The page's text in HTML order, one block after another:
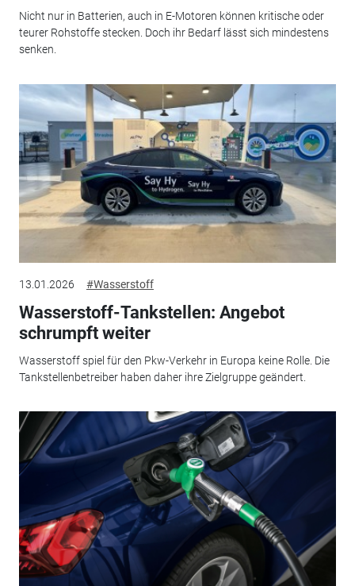
Nicht nur in Batterien, auch in E-Motoren können kritische oder
teurer Rohstoffe stecken. Doch ihr Bedarf lässt sich mindestens
senken.
13.01.2026 #Wasserstoff
Wasserstoff-Tankstellen: Angebot
schrumpft weiter
Wasserstoff spiel für den Pkw-Verkehr in Europa keine Rolle. Die
Tankstellenbetreiber haben daher ihre Zielgruppe geändert.